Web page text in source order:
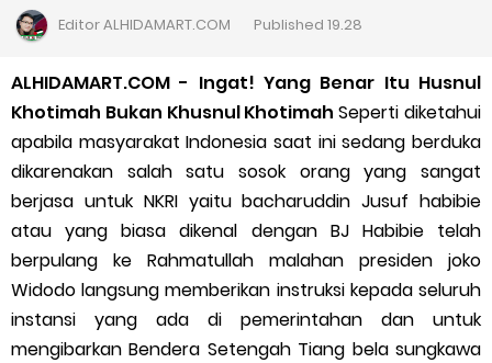
Cara Daftar Goshop agar Cepat Diterima
Apa itu Grab Saap? Layanan Antri Online Terbaru Dari Grab
Cara Jitu Mendapat Voucher Gojek Gratis
Cara Ping DNS Server Gojek Gopartner
Cara Mudah Melihat Nomor Shopeepay Sendiri dan Orang Lain
7 Cara Mudah Top Up Grab untuk Driver
5 Versi Map Paling Gacor Untuk Ojek Online
EditorALHIDAMART.COM Published 19.28
ALHIDAMART.COM - Ingat! Yang Benar Itu Husnul
Khotimah Bukan Khusnul KhotimahSeperti diketahui
apabila masyarakat Indonesia saat ini sedang berduka
dikarenakan salah satu sosok orang yang sangat
berjasa untuk NKRI yaitu bacharuddin Jusuf habibie
atau yang biasa dikenal dengan BJ Habibie telah
berpulang ke Rahmatullah malahan presiden joko
Widodo langsung memberikan instruksi kepada seluruh
instansi yang ada di pemerintahan dan untuk
mengibarkan Bendera Setengah Tiang bela sungkawa